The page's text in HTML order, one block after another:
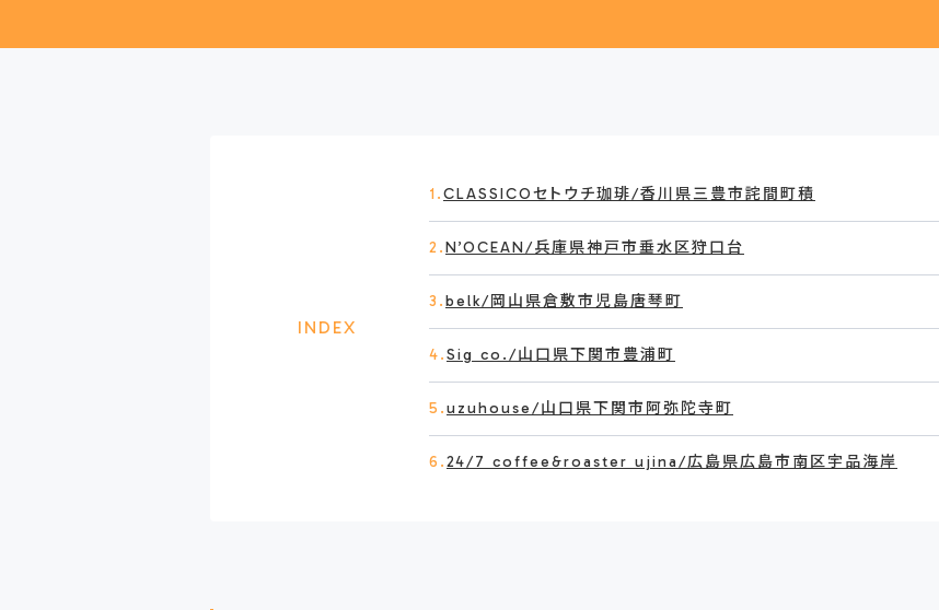
INDEX
1.CLASSICOセトウチ珈琲/香川県三豊市詫間町積
2.N’OCEAN/兵庫県神戸市垂水区狩口台
3.belk/岡山県倉敷市児島唐琴町
4.Sig co./山口県下関市豊浦町
5.uzuhouse/山口県下関市阿弥陀寺町
6.24/7 coffee&roaster ujina/広島県広島市南区宇品海岸